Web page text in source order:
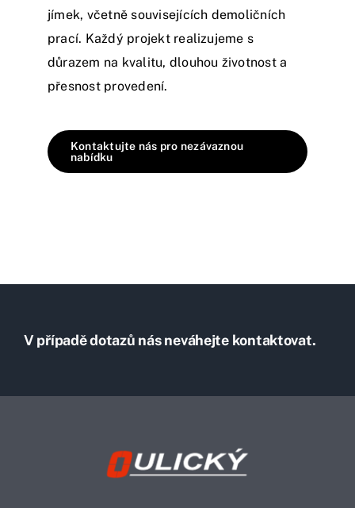
jímek, včetně souvisejících demoličních
prací. Každý projekt realizujeme s
důrazem na kvalitu, dlouhou životnost a
přesnost provedení.
Kontaktujte nás pro nezávaznou
nabídku
V případě dotazů nás neváhejte kontaktovat.